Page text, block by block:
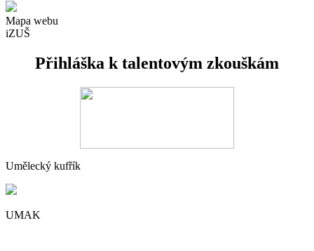
Mapa webu
iZUŠ
Přihláška k talentovým zkouškám
Umělecký kufřík
UMAK